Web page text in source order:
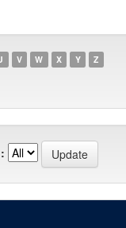
V W X Y Z